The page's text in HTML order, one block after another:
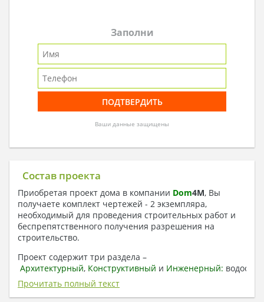
Заполни
Ваши данные защищены
Состав проекта
Приобретая проект дома в компании Dom4M, Вы
получаете комплект чертежей - 2 экземпляра,
необходимый для проведения строительных работ и
беспрепятственного получения разрешения на
строительство.
Проект содержит три раздела –
Архитектурный, Конструктивный и Инженерный:
отопление, вентиляция, канализация,
электроснабжение (приобретается за дополнительную
Прочитать полный текст